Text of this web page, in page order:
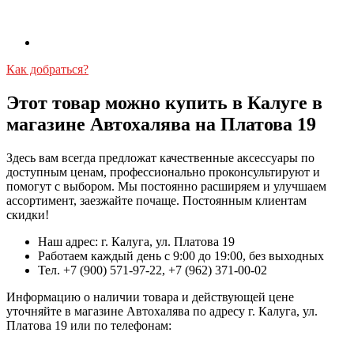
Как добраться?
Этот товар можно купить в Калуге в
магазине Автохалява на Платова 19
Здесь вам всегда предложат качественные аксессуары по
доступным ценам, профессионально проконсультируют и
помогут с выбором. Мы постоянно расширяем и улучшаем
ассортимент, заезжайте почаще. Постоянным клиентам
скидки!
Наш адрес: г. Калуга, ул. Платова 19
Работаем каждый день с 9:00 до 19:00, без выходных
Тел. +7 (900) 571-97-22, +7 (962) 371-00-02
Информацию о наличии товара и действующей цене
уточняйте в магазине Автохалява по адресу г. Калуга, ул.
Платова 19 или по телефонам: